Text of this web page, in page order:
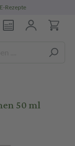
Rezepte
50 ml